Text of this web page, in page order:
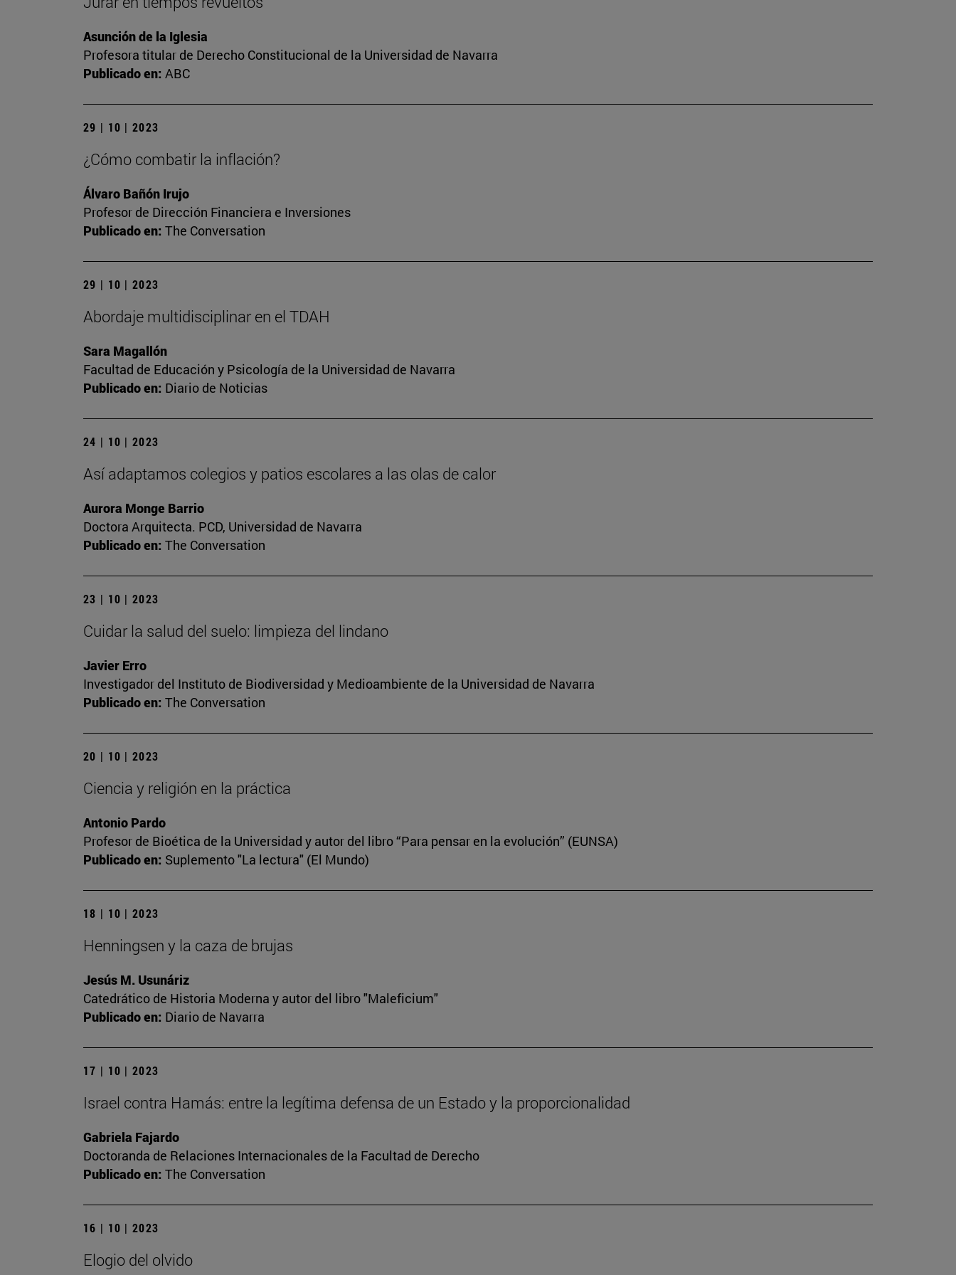
Asunción de la Iglesia
Profesora titular de Derecho Constitucional de la Universidad de Navarra
Publicado en: ABC
29 | 10 | 2023
¿Cómo combatir la inflación?
Álvaro Bañón Irujo
Profesor de Dirección Financiera e Inversiones
Publicado en: The Conversation
29 | 10 | 2023
Abordaje multidisciplinar en el TDAH
Sara Magallón
Facultad de Educación y Psicología de la Universidad de Navarra
Publicado en: Diario de Noticias
24 | 10 | 2023
Así adaptamos colegios y patios escolares a las olas de calor
Aurora Monge Barrio
Doctora Arquitecta. PCD, Universidad de Navarra
Publicado en: The Conversation
23 | 10 | 2023
Cuidar la salud del suelo: limpieza del lindano
Javier Erro
Investigador del Instituto de Biodiversidad y Medioambiente de la Universidad de Navarra
Publicado en: The Conversation
20 | 10 | 2023
Ciencia y religión en la práctica
Antonio Pardo
Profesor de Bioética de la Universidad y autor del libro “Para pensar en la evolución” (EUNSA)
Publicado en: Suplemento "La lectura" (El Mundo)
18 | 10 | 2023
Henningsen y la caza de brujas
Jesús M. Usunáriz
Catedrático de Historia Moderna y autor del libro "Maleficium"
Publicado en: Diario de Navarra
17 | 10 | 2023
Israel contra Hamás: entre la legítima defensa de un Estado y la proporcionalidad
Gabriela Fajardo
Doctoranda de Relaciones Internacionales de la Facultad de Derecho
Publicado en: The Conversation
16 | 10 | 2023
Elogio del olvido